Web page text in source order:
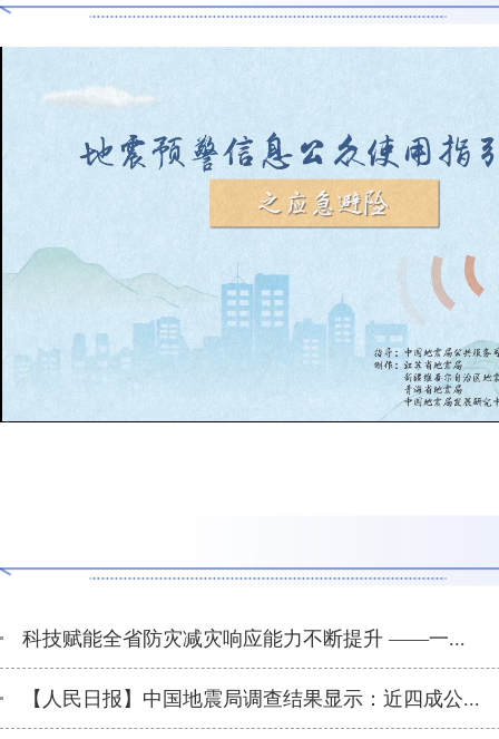
科技赋能全省防灾减灾响应能力不断提升 ——一...
【人民日报】中国地震局调查结果显示：近四成公...